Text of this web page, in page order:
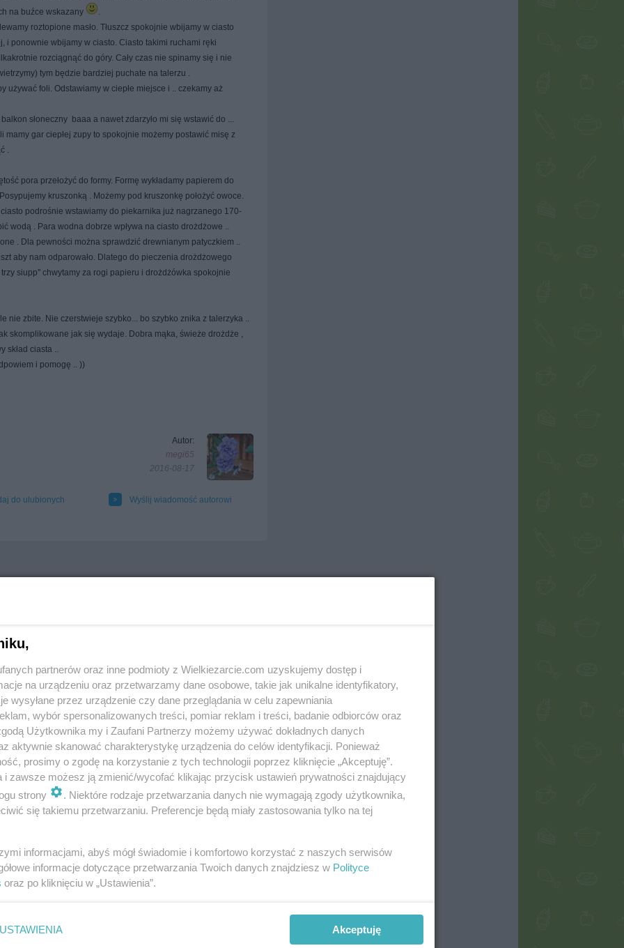
na buźce wskazany
.
roztopione masło. Tłuszcz spokojnie wbijamy w ciasto
i ponownie wbijamy w ciasto. Ciasto takimi ruchami ręki
rozciągnąć do góry. Cały czas nie spinamy się i nie
tym będzie bardziej puchate na talerzu .
używać foli. Odstawiamy w ciepłe miejsce i .. czekamy aż
słoneczny baaa a nawet zdarzyło mi się wstawić do ...
gar ciepłej zupy to spokojnie możemy postawić misę z
.
pora przełożyć do formy. Formę wykładamy papierem do
kruszonką . Możemy pod kruszonkę położyć owoce.
podrośnie wstawiamy do piekarnika już nagrzanego 170-
wodą . Para wodna dobrze wpływa na ciasto drożdżowe ..
. Dla pewności można sprawdzić drewnianym patyczkiem ..
aby nam odparowało. Dlatego do pieczenia drożdżowego
siupp'' chwytamy za rogi papieru i drożdżówka spokojnie
nie zbite. Nie czerstwieje szybko... bo szybko znika z talerzyka ..
skomplikowane jak się wydaje. Dobra mąka, świeże drożdże ,
skład ciasta ..
i pomogę .. ))
Autor:
megi65
2016-08-17
do ulubionych
Wyślij wiadomość autorowi
więcej tagów
partnerów oraz inne podmioty z Wielkiezarcie.com uzyskujemy dostęp i
na urządzeniu oraz przetwarzamy dane osobowe, takie jak unikalne identyfikatory,
wysyłane przez urządzenie czy dane przeglądania w celu zapewniania
wybór spersonalizowanych treści, pomiar reklam i treści, badanie odbiorców oraz
Użytkownika my i Zaufani Partnerzy możemy używać dokładnych danych
aktywnie skanować charakterystykę urządzenia do celów identyfikacji. Ponieważ
prosimy o zgodę na korzystanie z tych technologii poprzez kliknięcie „Akceptuję”.
i zawsze możesz ją zmienić/wycofać klikając przycisk ustawień prywatności znajdujący
strony
. Niektóre rodzaje przetwarzania danych nie wymagają zgody użytkownika,
się takiemu przetwarzaniu. Preferencje będą miały zastosowania tylko na tej
informacjami, abyś mógł świadomie i komfortowo korzystać z naszych serwisów
informacje dotyczące przetwarzania Twoich danych znajdziesz w Polityce
oraz po kliknięciu w „Ustawienia”.
USTAWIENIA Akceptuję